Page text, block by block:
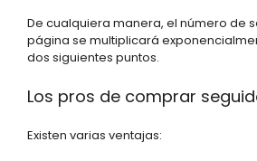
De cualquiera manera, el número de
página se multiplicará
dos siguientes puntos.
Los pros de comprar
Existen varias ventajas: